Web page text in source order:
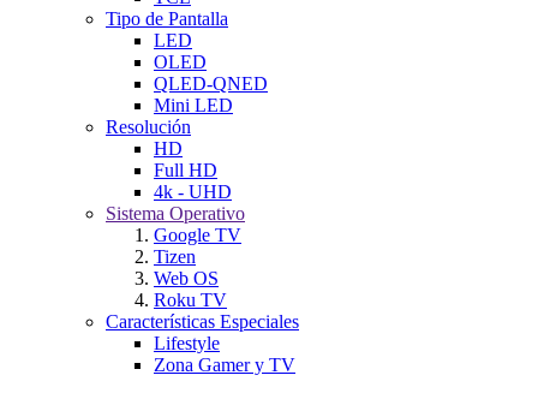
Tipo de Pantalla
LED
OLED
QLED-QNED
Mini LED
Resolución
HD
Full HD
4k - UHD
Sistema Operativo
Google TV
Tizen
Web OS
Roku TV
Características Especiales
Lifestyle
Zona Gamer y TV